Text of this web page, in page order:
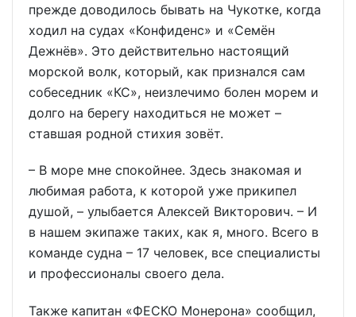
прежде доводилось бывать на Чукотке, когда
ходил на судах «Конфиденс» и «Семён
Дежнёв». Это действительно настоящий
морской волк, который, как признался сам
собеседник «КС», неизлечимо болен морем и
долго на берегу находиться не может –
ставшая родной стихия зовёт.
– В море мне спокойнее. Здесь знакомая и
любимая работа, к которой уже прикипел
душой, – улыбается Алексей Викторович. – И
в нашем экипаже таких, как я, много. Всего в
команде судна – 17 человек, все специалисты
и профессионалы своего дела.
Также капитан «ФЕСКО Монерона» сообщил,